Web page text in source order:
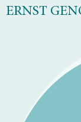
ERNST